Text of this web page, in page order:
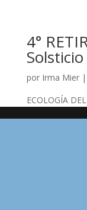
4°
por Irma Mier|
ECOLOGÍA DEL